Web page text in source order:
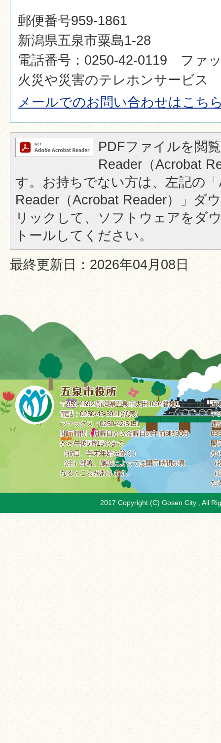
郵便番号959-1861
新潟県五泉市粟島1-28
電話番号：0250-42-0119 ファ
火災や災害のテレホンサービス
メールでのお問い合わせはこち
PDFファイルを閲
Reader（Acrobat
す。お持ちでない方は、左記の
Reader（Acrobat Reader）」ダ
リックして、ソフトウェアをダ
トールしてください。
最終更新日：2026年04月08日
〒959-1692 新潟県五泉市太田1094番地1
電話：0250-43-3911(代表)
ファックス：0250-42-5151
開庁時間：月曜日から金曜日の午前8時30分
から午後5時15分まで
（祝日、年末年始を除く）
（注）部署、施設によっては開庁時間が異
なるところがあります。
五
〒
電
開
か
な
2017 Copyright (C) Gosen City , All